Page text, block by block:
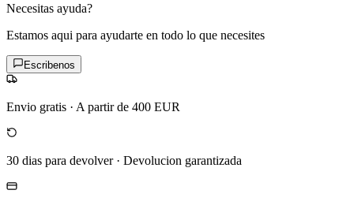
Necesitas ayuda?
Estamos aqui para ayudarte en todo lo que necesites
Escribenos
Envio gratis · A partir de 400 EUR
30 dias para devolver· Devolucion garantizada